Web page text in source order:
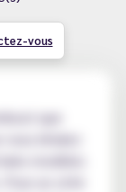
vous
que
inhalez
modèles
un côté